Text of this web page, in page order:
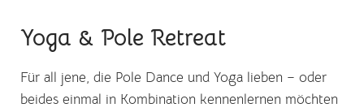
Yoga & Pole Retreat
Für all jene, die Pole Dance und Yoga lieben – oder
beides einmal in Kombination kennenlernen möchten